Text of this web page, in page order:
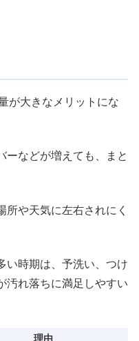
が大きなメリットにな
ーなどが増えても、まと
や天気に左右されにく
い時期は、予洗い、つけ
汚れ落ちに満足しやすい
理由